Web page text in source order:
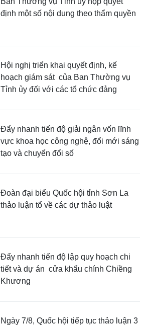
định một số nội dung theo thẩm quyền
Hội nghị triển khai quyết định, kế
hoạch giám sát của Ban Thường vụ
Tỉnh ủy đối với các tổ chức đảng
Đẩy nhanh tiến độ giải ngân vốn lĩnh
vực khoa học công nghệ, đổi mới sáng
tạo và chuyển đổi số
Đoàn đại biểu Quốc hội tỉnh Sơn La
thảo luận tổ về các dự thảo luật
Đẩy nhanh tiến độ lập quy hoạch chi
tiết và dự án cửa khẩu chính Chiềng
Khương
Ngày 7/8, Quốc hội tiếp tục thảo luận 3